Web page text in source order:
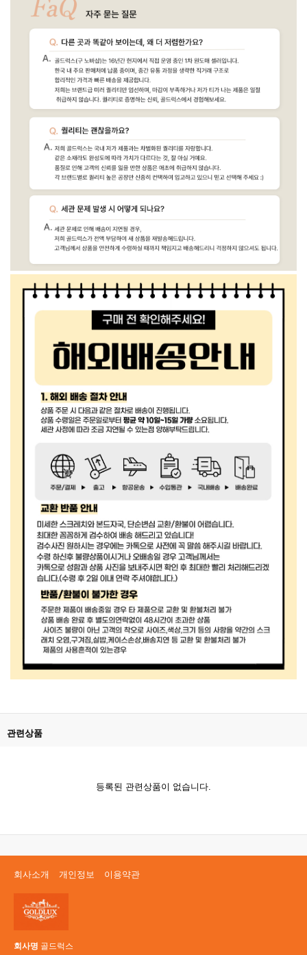
관련상품
등록된 관련상품이 없습니다.
회사소개 개인정보 이용약관
회사명 골드럭스